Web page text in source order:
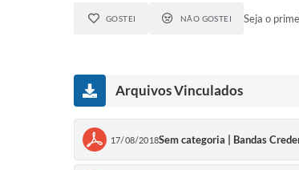
GOSTEI NÃO GOSTEI Seja o
Arquivos Vinculados
17/08/2018Sem categoria | Bandas